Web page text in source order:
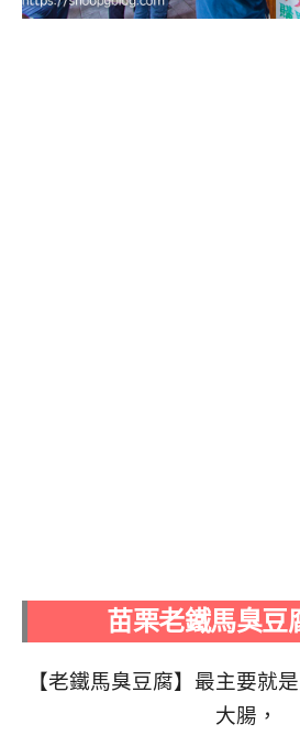
苗栗老鐵馬臭豆
【老鐵馬臭豆腐】最主要就
大腸，